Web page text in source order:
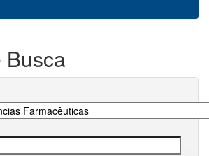
Busca